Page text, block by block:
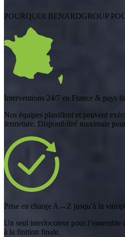
POURQUOI BENARDGROUP
Interventions 24/7 en France & pays
Nos équipes planifient et peuvent
fermeture. Disponibilité maximale
Prise en charge A→Z jusqu’à la
Un seul interlocuteur pour
à la finition finale.